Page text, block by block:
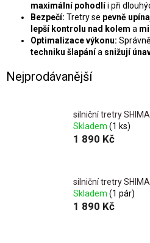
maximální pohodlíi při
Bezpečí: Tretry se pevně
lepší kontrolu nad kolem a
Optimalizace výkonu:
techniku šlapánía snižují
Nejprodávanější
silniční tretry
Skladem (1 ks)
1 890 Kč
silniční tretry
Skladem (1 pár)
1 890 Kč